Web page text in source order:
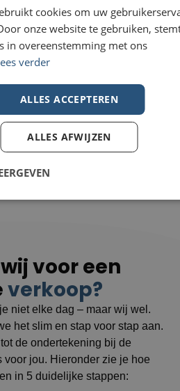
voor een
verkoop?
niet elke dag – maar wij wel.
het slim en stap voor stap aan.
de ondertekening bij de
jou. Hieronder zie je hoe
in 5 duidelijke stappen:
cookies om uw
onze website te gebruiken,
in overeenstemming met ons
verder
ALLES ACCEPTEREN
ALLES AFWIJZEN